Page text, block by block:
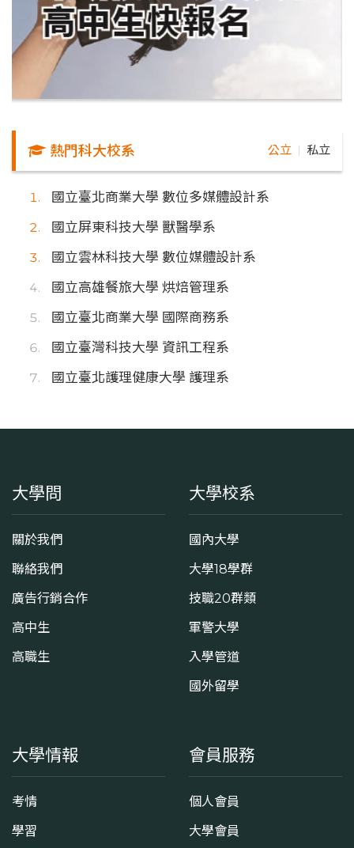
熱門科大校系 公立 ｜ 私立
國立臺北商業大學 數位多媒體設計系
國立屏東科技大學 獸醫學系
國立雲林科技大學 數位媒體設計系
國立高雄餐旅大學 烘焙管理系
國立臺北商業大學 國際商務系
國立臺灣科技大學 資訊工程系
國立臺北護理健康大學 護理系
大學問
關於我們
聯絡我們
廣告行銷合作
高中生
高職生
大學校系
國內大學
大學18學群
技職20群類
軍警大學
入學管道
國外留學
大學情報
考情
學習
會員服務
個人會員
大學會員